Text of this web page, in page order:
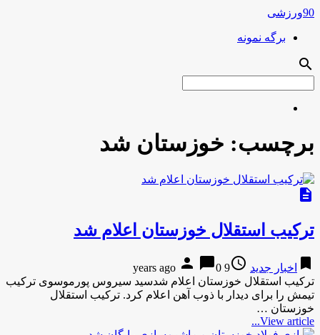
90ورزشی
برگه نمونه
search
برچسب: خوزستان شد
description
ترکیب استقلال خوزستان اعلام شد
bookmark اخبار جدید access_time
9 years ago
person chat_bubble0
ترکیب استقلال خوزستان اعلام شدسید سیروس پورموسوی ترکیب
تیمش را برای دیدار با ذوب آهن اعلام کرد. ترکیب استقلال
خوزستان …
View article...